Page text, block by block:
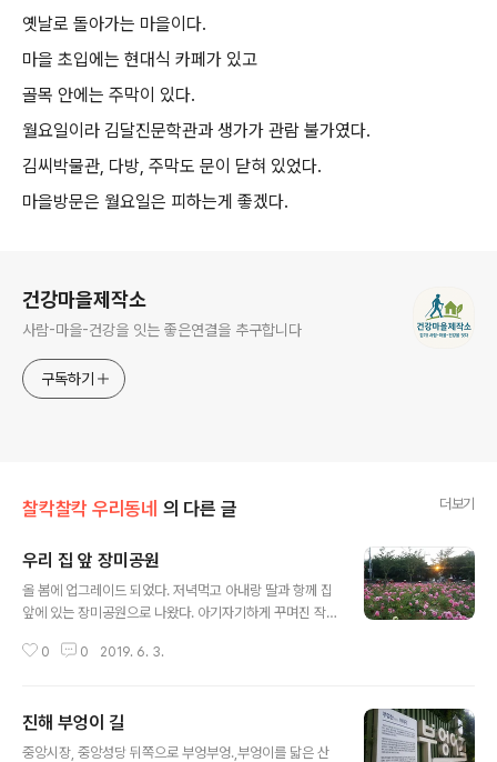
옛날로 돌아가는 마을이다.
마을 초입에는 현대식 카페가 있고
골목 안에는 주막이 있다.
월요일이라 김달진문학관과 생가가 관람 불가였다.
김씨박물관, 다방, 주막도 문이 닫혀 있었다.
마을방문은 월요일은 피하는게 좋겠다.
건강마을제작소
사람-마을-건강을 잇는 좋은연결을 추구합니다
구독하기
찰칵찰칵 우리동네 의 다른 글 더보기
우리 집 앞 장미공원
올 봄에 업그레이드 되었다. 저녁먹고 아내랑 딸과 항께 집
앞에 있는 장미공원으로 나왔다. 아기자기하게 꾸며진 작
까운 곳에 이런 활동친화적인 공간이 조성되었다는 것은
0 0 2019. 6. 3.
진해 부엉이 길
중앙시장, 중앙성당 뒤쪽으로 부엉부엉.,부엉이를 닯은 산